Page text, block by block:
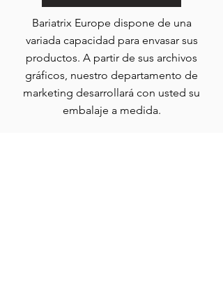
Bariatrix Europe dispone de una
variada capacidad para envasar sus
productos. A partir de sus archivos
gráficos, nuestro departamento de
marketing desarrollará con usted su
embalaje a medida.